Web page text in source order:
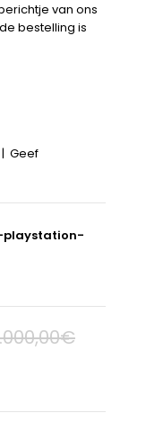
van ons
bestelling is
| Geef